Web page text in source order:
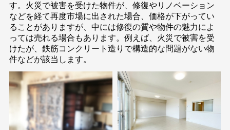
す。⽕災で被害を受けた物件が、修復やリノベーション
などを経て再度市場に出された場合、価格が下がってい
ることがありますが、中には修復の質や物件の魅⼒によ
っては売れる場合もあります。例えば、⽕災で被害を受
けたが、鉄筋コンクリート造りで構造的な問題がない物
件などが該当します。